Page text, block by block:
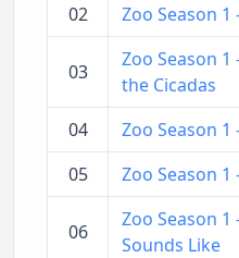
02
Zoo Season 1
03
Zoo Season 1
the Cicadas
04
Zoo Season 1
05
Zoo Season 1
06
Zoo Season 1
Sounds Like